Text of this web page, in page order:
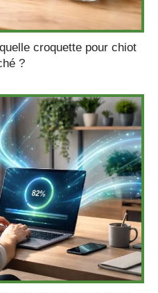
croquette pour chiot
?